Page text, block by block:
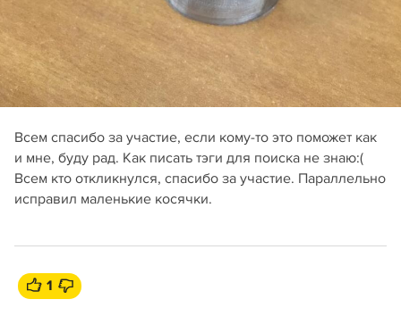
Всем спасибо за участие, если кому-то это поможет как
и мне, буду рад. Как писать тэги для поиска не знаю:(
Всем кто откликнулся, спасибо за участие. Параллельно
исправил маленькие косячки.
1